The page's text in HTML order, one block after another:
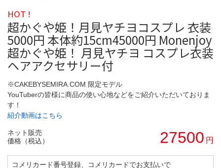
HOT !
超かぐや姫！月見ヤチヨコスプレ 衣装
5000円 本体約15cm45000円 Monenjoy
超かぐや姫！ 月見ヤチヨ コスプレ衣装
ヘアアクセサリー付
※CAKEBYSEMIRA.COM 限定モデル
YouTuberの皆様に商品の使い心地などをご紹介いただいておりま
す！
紹介動画はこちら
ネット販売
価格（税込）
27500 円
コメリカード番号登録、コメリカードでお支払いで